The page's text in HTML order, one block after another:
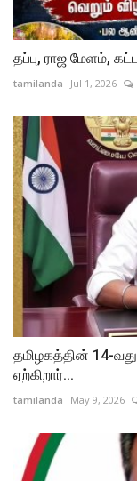
தப்பு, ராஜ மேளம்,
tamilanda Jul 1, 2026
தமிழகத்தின் 14-
ஏற்கிறார்...
tamilanda May 9, 2026